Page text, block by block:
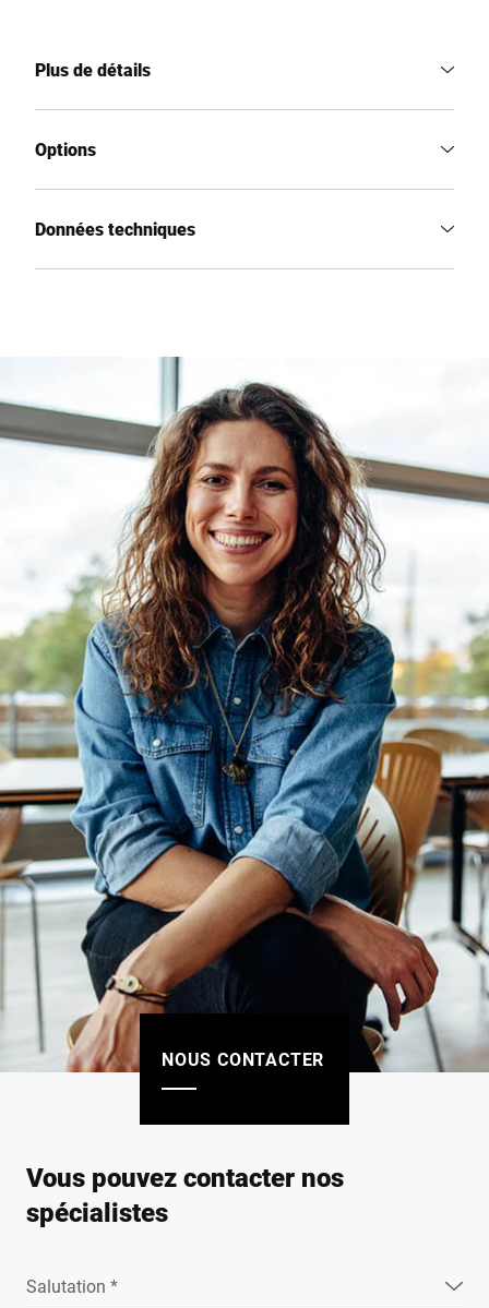
Plus de détails
Options
Données techniques
NOUS CONTACTER
Vous pouvez contacter nos
spécialistes
Salutation *